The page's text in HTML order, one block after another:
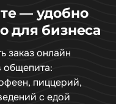
— удобно
для бизнеса
заказ онлайн
общепита:
пиццерий,
с едой